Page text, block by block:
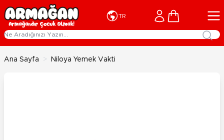
İçeriğe geç
TR Cart
Ana Sayfa > Niloya Yemek Vakti